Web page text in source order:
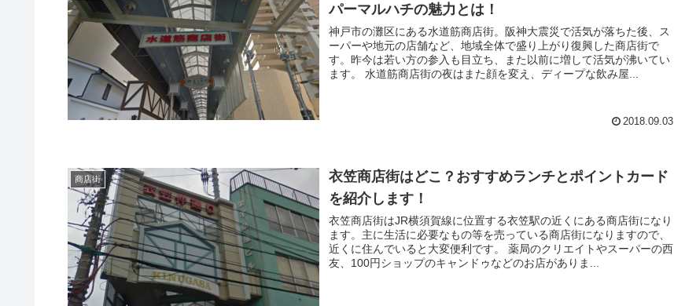
パーマルハチの魅力とは！
神戸市の灘区にある水道筋商店街。阪神大震災で活気が落ちた後、ス
ーパーや地元の店舗など、地域全体で盛り上がり復興した商店街で
す。昨今は若い方の参入も目立ち、また以前に増して活気が沸いてい
ます。 水道筋商店街の夜はまた顔を変え、ディープな飲み屋...
2018.09.03
商店街
衣笠商店街はどこ？おすすめランチとポイントカード
を紹介します！
衣笠商店街はJR横須賀線に位置する衣笠駅の近くにある商店街になり
ます。主に生活に必要なもの等を売っている商店街になりますので、
近くに住んでいると大変便利です。 薬局のクリエイトやスーパーの西
友、100円ショップのキャンドゥなどのお店がありま...